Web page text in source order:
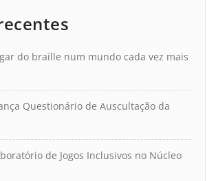
do braille num mundo cada vez mais
Questionário de Auscultação da
de Jogos Inclusivos no Núcleo